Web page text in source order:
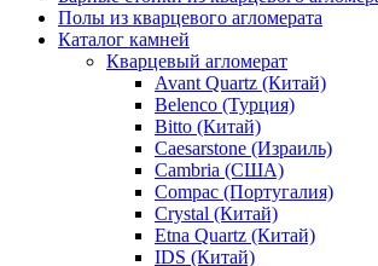
Полы из кварцевого агломерата
Каталог камней
Кварцевый агломерат
Avant Quartz (Китай)
Belenco (Турция)
Bitto (Китай)
Caesarstone (Израиль)
Cambria (США)
Compac (Португалия)
Crystal (Китай)
Etna Quartz (Китай)
IDS (Китай)